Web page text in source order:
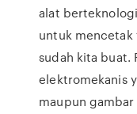
alat
untuk mencetak
sudah kita buat.
elektromekanis
maupun